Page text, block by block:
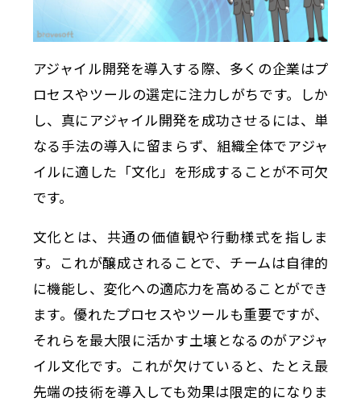
アジャイル開発を導入する際、多くの企業はプ
ロセスやツールの選定に注力しがちです。しか
し、真にアジャイル開発を成功させるには、単
なる手法の導入に留まらず、組織全体でアジャ
イルに適した「文化」を形成することが不可欠
です。
文化とは、共通の価値観や行動様式を指しま
す。これが醸成されることで、チームは自律的
に機能し、変化への適応力を高めることができ
ます。優れたプロセスやツールも重要ですが、
それらを最大限に活かす土壌となるのがアジャ
イル文化です。これが欠けていると、たとえ最
先端の技術を導入しても効果は限定的になりま